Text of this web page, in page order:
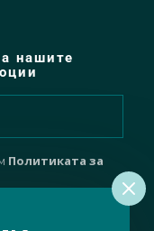
нашите
Политиката за